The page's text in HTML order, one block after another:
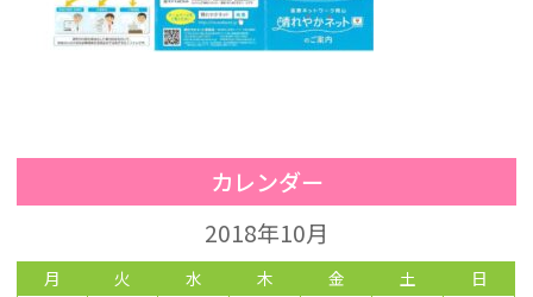
カレンダー
2018年10月
月 火 水 木 金 土 日